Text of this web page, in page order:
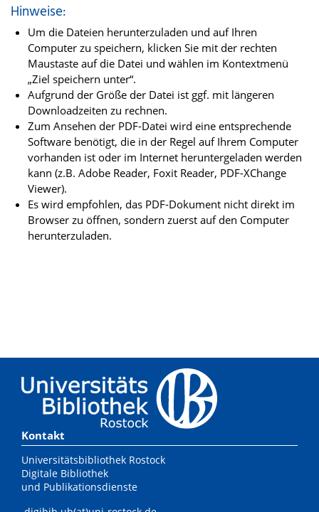
Hinweise:
Um die Dateien herunterzuladen und auf Ihren
Computer zu speichern, klicken Sie mit der rechten
Maustaste auf die Datei und wählen im Kontextmenü
„Ziel speichern unter“.
Aufgrund der Größe der Datei ist ggf. mit längeren
Downloadzeiten zu rechnen.
Zum Ansehen der PDF-Datei wird eine entsprechende
Software benötigt, die in der Regel auf Ihrem Computer
vorhanden ist oder im Internet heruntergeladen werden
kann (z.B. Adobe Reader, Foxit Reader, PDF-XChange
Viewer).
Es wird empfohlen, das PDF-Dokument nicht direkt im
Browser zu öffnen, sondern zuerst auf den Computer
herunterzuladen.
Kontakt
Universitätsbibliothek Rostock
Digitale Bibliothek
und Publikationsdienste